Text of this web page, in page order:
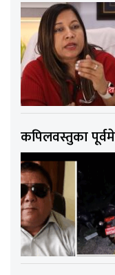
कपिलवस्तुका